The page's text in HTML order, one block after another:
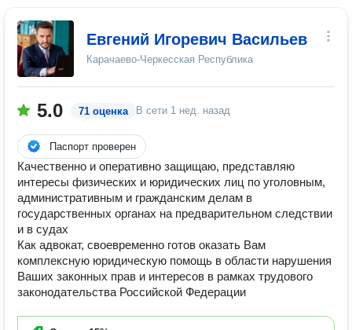
Евгений Игоревич Васильев
Карачаево-Черкесская Республика
5.0 71 оценка В сети 1 нед. назад
Паспорт проверен
Качественно и оперативно защищаю, представляю
интересы физических и юридических лиц по уголовным,
административным и гражданским делам в
государственных органах на предварительном следствии
и в судах
Как адвокат, своевременно готов оказать Вам
комплексную юридическую помощь в области нарушения
Ваших законных прав и интересов в рамках трудового
законодательства Российской Федерации